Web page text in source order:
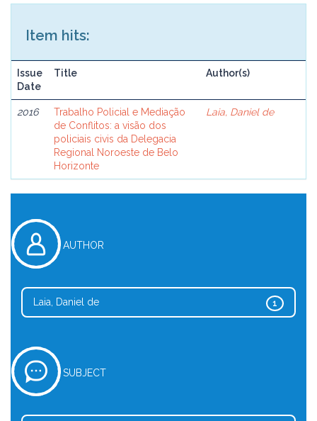
Item hits:
Issue
Date
Title Author(s)
2016
Trabalho Policial e Mediação
de Conflitos: a visão dos
policiais civis da Delegacia
Regional Noroeste de Belo
Horizonte
Laia, Daniel de
AUTHOR
1
Laia, Daniel de
SUBJECT